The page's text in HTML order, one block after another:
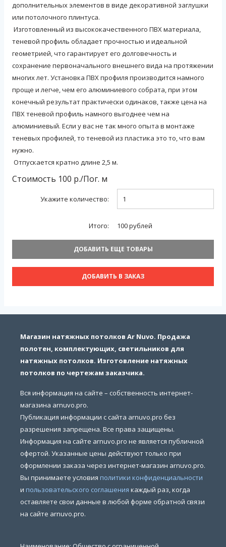
дополнительных элементов в виде декоративной заглушки
или потолочного плинтуса.
Изготовленный из высококачественного ПВХ материала,
теневой профиль обладает прочностью и идеальной
геометрией, что гарантирует его долговечность и
сохранение первоначального внешнего вида на протяжении
многих лет. Установка ПВХ профиля производится намного
проще и легче, чем его алюминиевого собрата, при этом
конечный результат практически одинаков, также цена на
ПВХ теневой профиль намного выгоднее чем на
алюминиевый. Если у вас не так много опыта в монтаже
теневых профилей, то теневой из пластика это то, что вам
нужно.
Отпускается кратно длине 2,5 м.
Стоимость 100 р./Пог. м
Укажите количество:
Итого: 100рублей
ДОБАВИТЬ ЕЩЕ ТОВАРЫ
ДОБАВИТЬ В ЗАКАЗ
Магазин натяжных потолков Ar Nuvo. Продажа
полотен, комплектующих, светильников для
натяжных потолков. Изготовление натяжных
потолков по чертежам заказчика.
Вся информация на сайте – собственность интернет-
магазина arnuvo.pro.
Публикация информации с сайта arnuvo.pro без
разрешения запрещена. Все права защищены.
Информация на сайте arnuvo.pro не является публичной
офертой. Указанные цены действуют только при
оформлении заказа через интернет-магазин arnuvo.pro.
Вы принимаете условия политики конфиденциальности
и пользовательского соглашения каждый раз, когда
оставляете свои данные в любой форме обратной связи
на сайте arnuvo.pro.